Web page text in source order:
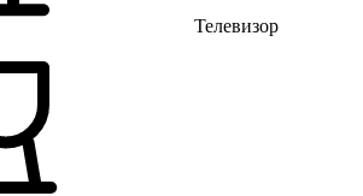
Телевизор